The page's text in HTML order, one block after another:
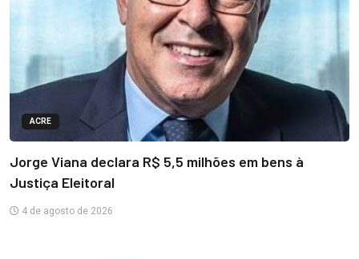
ACRE
Jorge Viana declara R$ 5,5 milhões em bens à
Justiça Eleitoral
4 de agosto de 2026